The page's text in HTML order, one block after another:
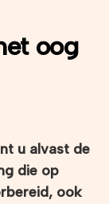
oog
u alvast de
die op
ook